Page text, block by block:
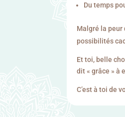
Du temps
Malgré la peur
possibilités
Et toi, belle
dit « grâce » à
C’est à toi de